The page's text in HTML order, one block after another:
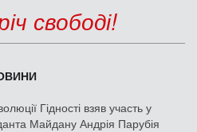
свободі!
Гідності взяв участь у
Майдану Андрія Парубія